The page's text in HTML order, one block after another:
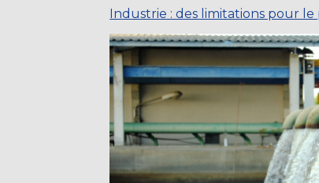
Industrie : des limitations pour